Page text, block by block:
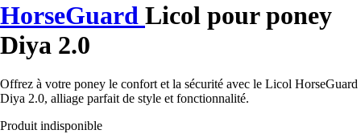
HorseGuard Licol pour poney
Diya 2.0
Offrez à votre poney le confort et la sécurité avec le Licol HorseGuard
Diya 2.0, alliage parfait de style et fonctionnalité.
Produit indisponible